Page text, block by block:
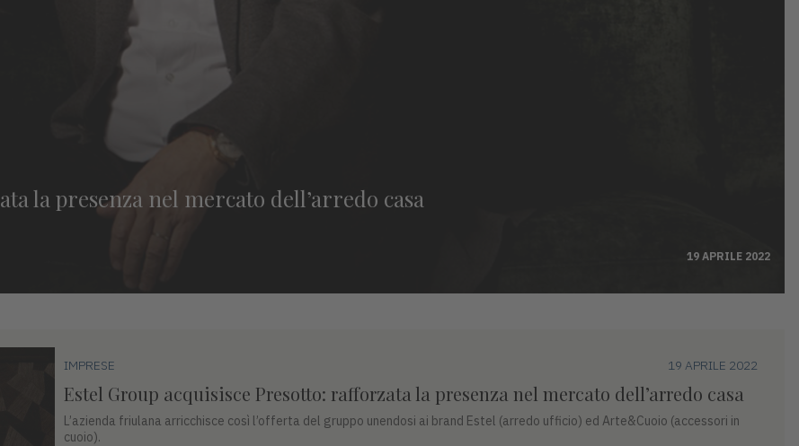
la presenza nel mercato dell’arredo casa
19 APRILE 2022
IMPRESE 19 APRILE 2022
Estel Group acquisisce Presotto: rafforzata la presenza nel mercato dell’arredo casa
L’azienda friulana arricchisce così l’offerta del gruppo unendosi ai brand Estel (arredo ufficio) ed Arte&Cuoio (accessori in
cuoio).